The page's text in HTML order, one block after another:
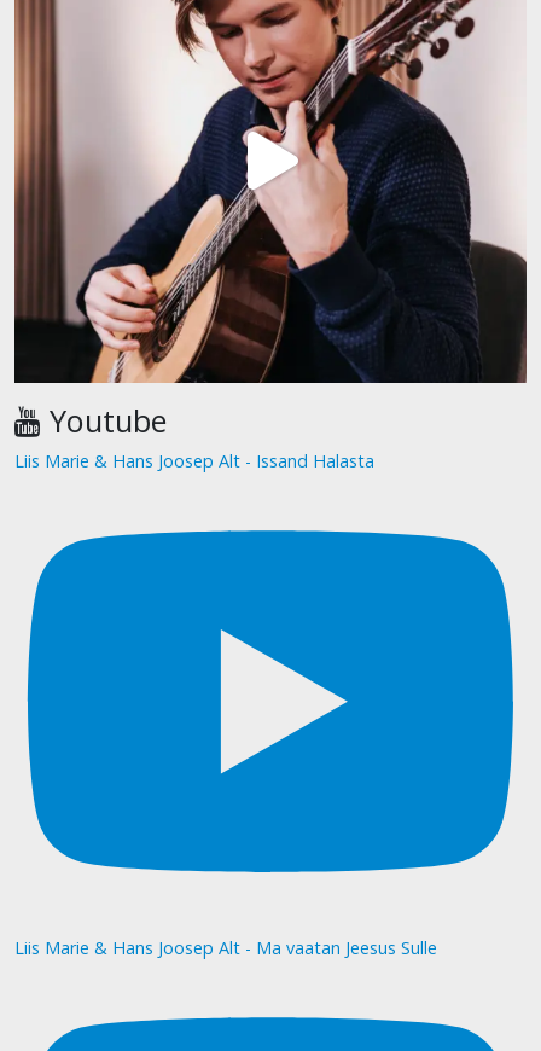
Youtube
Liis Marie & Hans Joosep Alt - Issand Halasta
Liis Marie & Hans Joosep Alt - Ma vaatan Jeesus Sulle